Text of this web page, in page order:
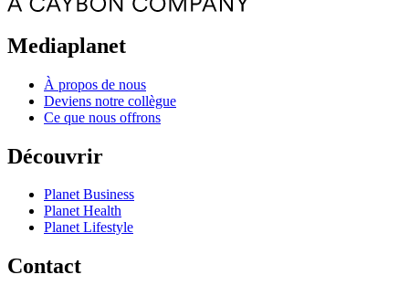
Mediaplanet
À propos de nous
Deviens notre collègue
Ce que nous offrons
Découvrir
Planet Business
Planet Health
Planet Lifestyle
Contact